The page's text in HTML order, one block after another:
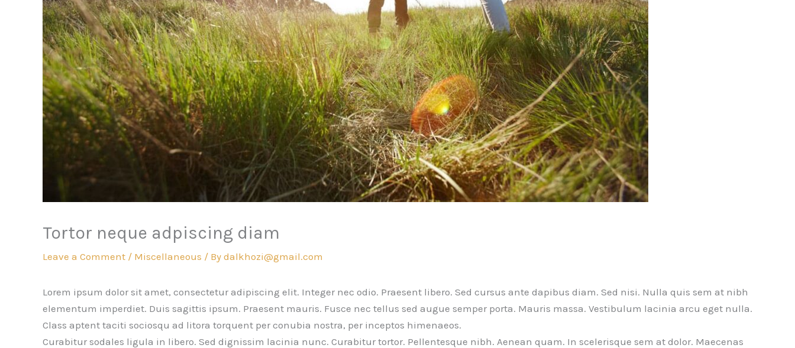
Tortor neque adpiscing diam
Leave a Comment / Miscellaneous / By dalkhozi@gmail.com
Lorem ipsum dolor sit amet, consectetur adipiscing elit. Integer nec odio. Praesent libero. Sed cursus ante dapibus diam. Sed nisi. Nulla quis sem at nibh
elementum imperdiet. Duis sagittis ipsum. Praesent mauris. Fusce nec tellus sed augue semper porta. Mauris massa. Vestibulum lacinia arcu eget nulla.
Class aptent taciti sociosqu ad litora torquent per conubia nostra, per inceptos himenaeos.
Curabitur sodales ligula in libero. Sed dignissim lacinia nunc. Curabitur tortor. Pellentesque nibh. Aenean quam. In scelerisque sem at dolor. Maecenas